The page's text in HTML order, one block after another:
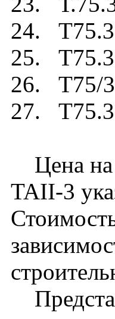
24.
25.
26. Т75/
27.
Цена на
TAII-3